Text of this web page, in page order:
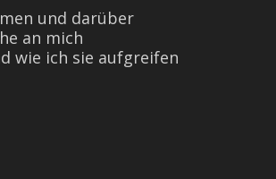
und darüber
an mich
wie ich sie aufgreifen